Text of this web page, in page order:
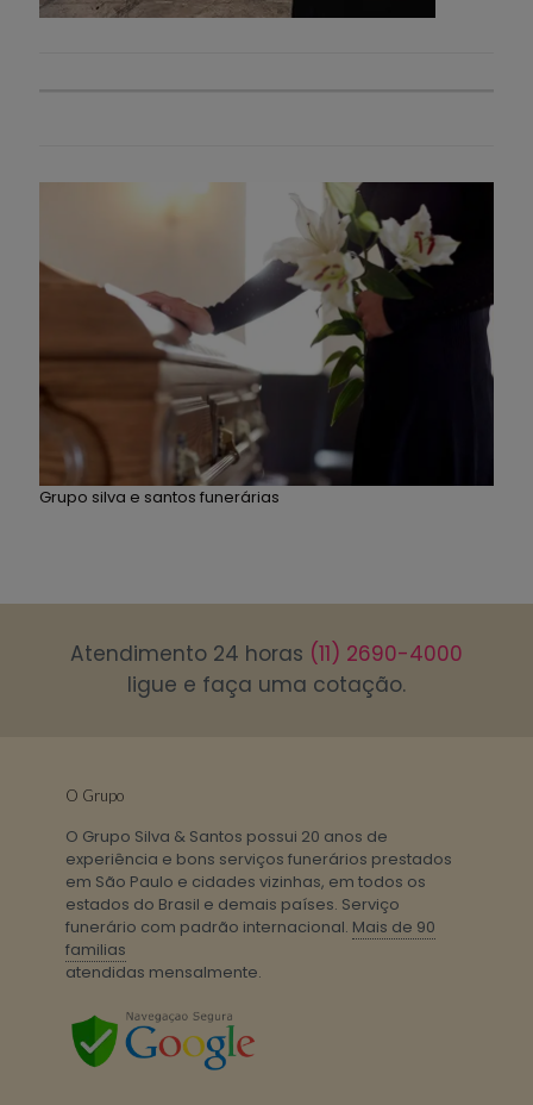
Grupo silva e santos funerárias
Atendimento 24 horas (11) 2690-4000
ligue e faça uma cotação.
O Grupo
O Grupo Silva & Santos possui 20 anos de
experiência e bons serviços funerários prestados
em São Paulo e cidades vizinhas, em todos os
estados do Brasil e demais países. Serviço
funerário com padrão internacional. Mais de 90
familias
atendidas mensalmente.